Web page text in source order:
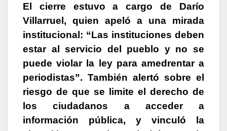
El cierre estuvo a cargo de Darío
Villarruel, quien apeló a una mirada
institucional: “Las instituciones deben
estar al servicio del pueblo y no se
puede violar la ley para amedrentar a
periodistas”. También alertó sobre el
riesgo de que se limite el derecho de
los ciudadanos a acceder a
información pública, y vinculó la